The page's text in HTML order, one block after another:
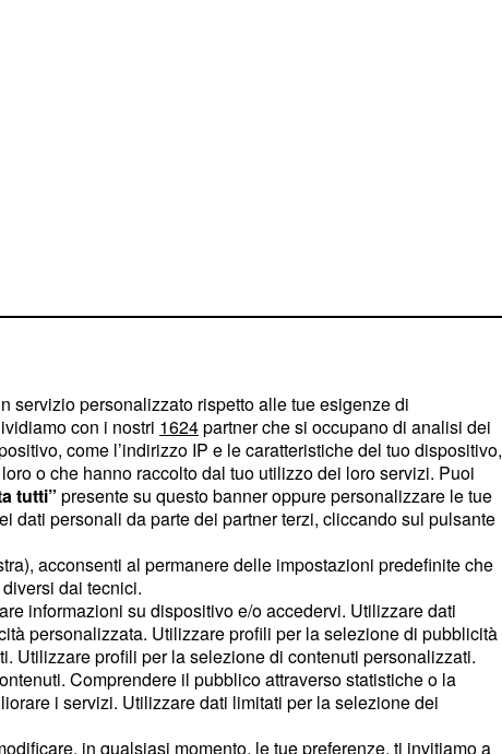
servizio personalizzato rispetto alle tue esigenze di
con i nostri 1624partner che si occupano di analisi dei
come l’indirizzo IP e le caratteristiche del tuo dispositivo,
o che hanno raccolto dal tuo utilizzo dei loro servizi. Puoi
tutti” presente su questo banner oppure personalizzare le tue
dati personali da parte dei partner terzi, cliccando sul pulsante
acconsenti al permanere delle impostazioni predefinite che
dai tecnici.
informazioni su dispositivo e/o accedervi. Utilizzare dati
personalizzata. Utilizzare profili per la selezione di pubblicità
Utilizzare profili per la selezione di contenuti personalizzati.
Comprendere il pubblico attraverso statistiche o la
i servizi. Utilizzare dati limitati per la selezione dei
in qualsiasi momento, le tue preferenze, ti invitiamo a